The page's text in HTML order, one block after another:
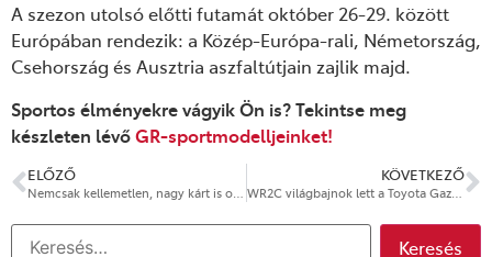
A szezon utolsó előtti futamát október 26-29. között
Európában rendezik: a Közép-Európa-rali, Németország,
Csehország és Ausztria aszfaltútjain zajlik majd.
Sportos élményekre vágyik Ön is? Tekintse meg
készleten lévőGR-sportmodelljeinket!
ELŐZŐ
Nemcsak kellemetlen, nagy kárt is okozhat a nyest
KÖVETKEZŐ
WR2C világbajnok lett a Toyota Gazoo Racing